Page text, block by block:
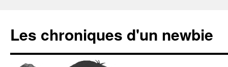
Les chroniques d'un newbie